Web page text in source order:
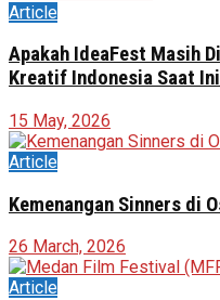
Article
Apakah IdeaFest Masih
Kreatif Indonesia Saat
15 May, 2026
Article
Kemenangan Sinners di
26 March, 2026
Article